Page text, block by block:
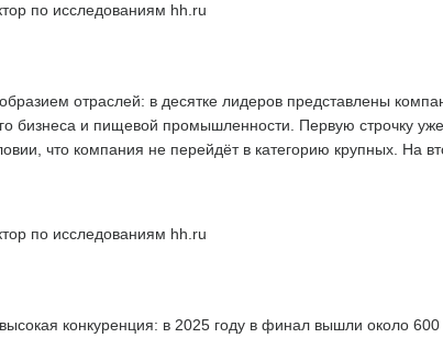
по исследованиям hh.ru
отраслей: в десятке лидеров представлены
бизнеса и пищевой промышленности. Первую строчку
что компания не перейдёт в категорию крупных.
по исследованиям hh.ru
конкуренция: в 2025 году в финал вышли около